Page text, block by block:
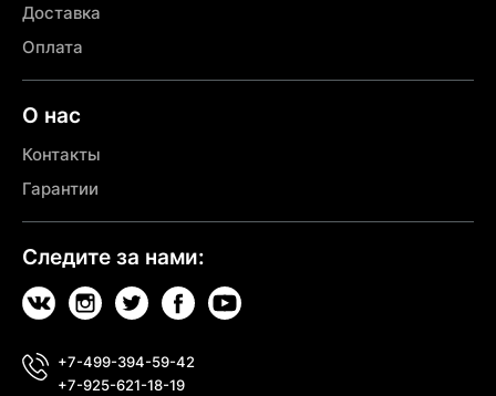
Доставка
Оплата
О нас
Контакты
Гарантии
Следите за нами:
+7-499-394-59-42
+7-925-621-18-19